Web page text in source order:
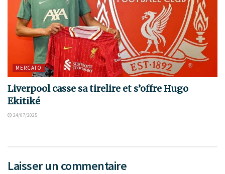
MERCATO
Liverpool casse sa tirelire et s’offre Hugo
Ekitiké
24/07/2025
Laisser un commentaire